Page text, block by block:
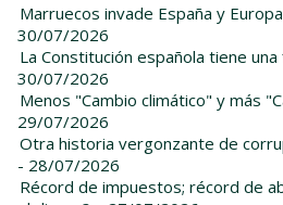
Marruecos invade España y
30/07/2026
La Constitución española tiene
30/07/2026
Menos "Cambio climático" y más
29/07/2026
Otra historia vergonzante de
- 28/07/2026
Récord de impuestos; récord de